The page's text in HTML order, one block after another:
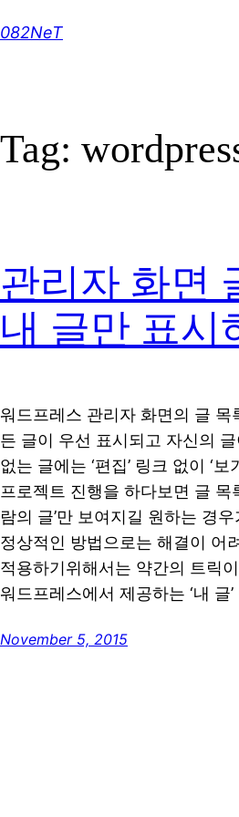
to
082NeT
Tag:
관리자 화면
내 글만 표시
워드프레스 관리자 화면의 글 목
든 글이 우선 표시되고 자신의
없는 글에는 ‘편집’ 링크 없이 ‘
프로젝트 진행을 하다보면 글 목
람의 글’만 보여지길 원하는 경
정상적인 방법으로는 해결이 어
적용하기위해서는 약간의 트릭
워드프레스에서 제공하는 ‘내 글
November 5, 2015